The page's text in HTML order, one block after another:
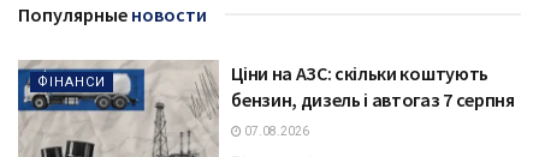
Популярные новости
ФІНАНСИ
Ціни на АЗС: скільки коштують
бензин, дизель і автогаз 7 серпня
07.08.2026